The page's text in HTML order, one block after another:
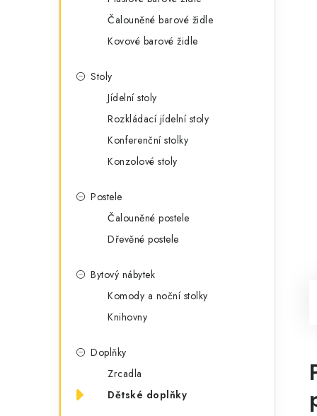
Čalouněné barové židle
Kovové barové židle
Stoly
Jídelní stoly
Rozkládací jídelní stoly
Konferenční stolky
Konzolové stoly
Postele
Čalouněné postele
Dřevěné postele
Bytový nábytek
Komody a noční stolky
Knihovny
Doplňky
Zrcadla
Dětské doplňky